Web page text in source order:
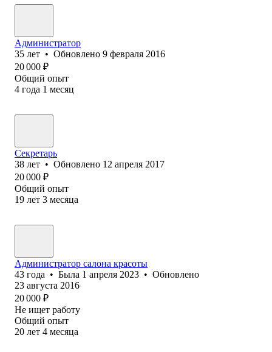
Администратор
35 лет • Обновлено 9 февраля 2016
20 000 ₽
Общий опыт
4 года 1 месяц
Секретарь
38 лет • Обновлено 12 апреля 2017
20 000 ₽
Общий опыт
19 лет 3 месяца
Администратор салона красоты
43 года • Была 1 апреля 2023 • Обновлено
23 августа 2016
20 000 ₽
Не ищет работу
Общий опыт
20 лет 4 месяца